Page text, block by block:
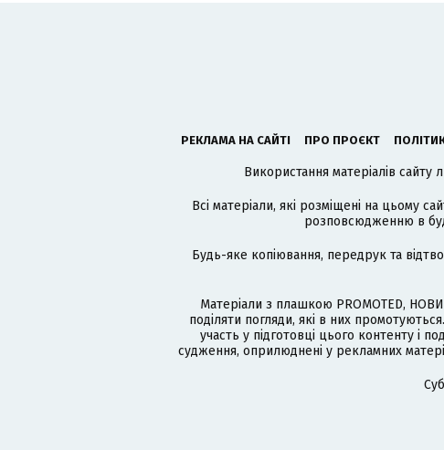
РЕКЛАМА НА САЙТІ ПРО ПРОЄКТ
Використання матеріалів
Всі матеріали, які розміщені на цьому
розповсюдженню в
Будь-яке копіювання, передрук та
Матеріали з плашкою PROMOTED,
поділяти погляди, які в них
участь у підготовці цього контенту і
судження, оприлюднені у рекламних